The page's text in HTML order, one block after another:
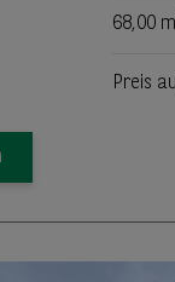
68,00 m
Preis